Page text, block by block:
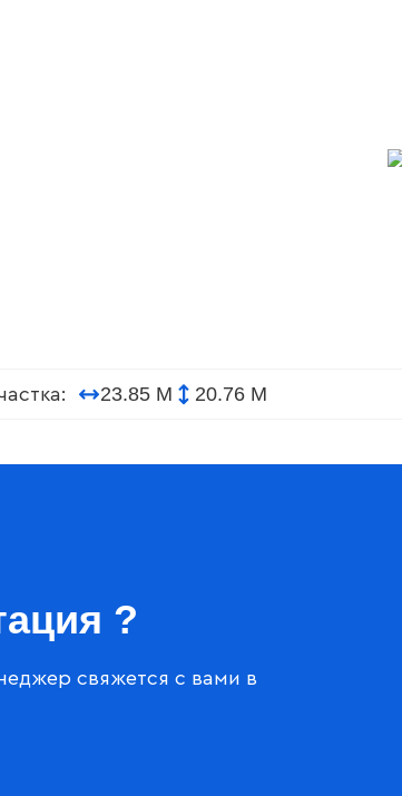
23.85 М 20.76 М
?
свяжется с вами в